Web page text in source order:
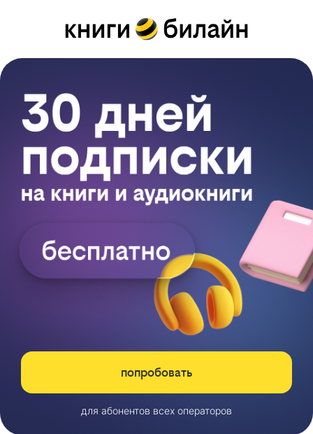
попробовать
для абонентов всех операторов